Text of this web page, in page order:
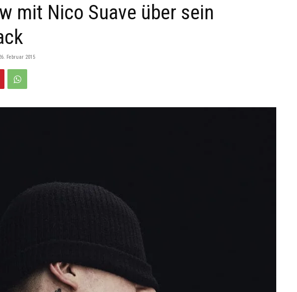
mit Nico Suave über sein
Februar 2015